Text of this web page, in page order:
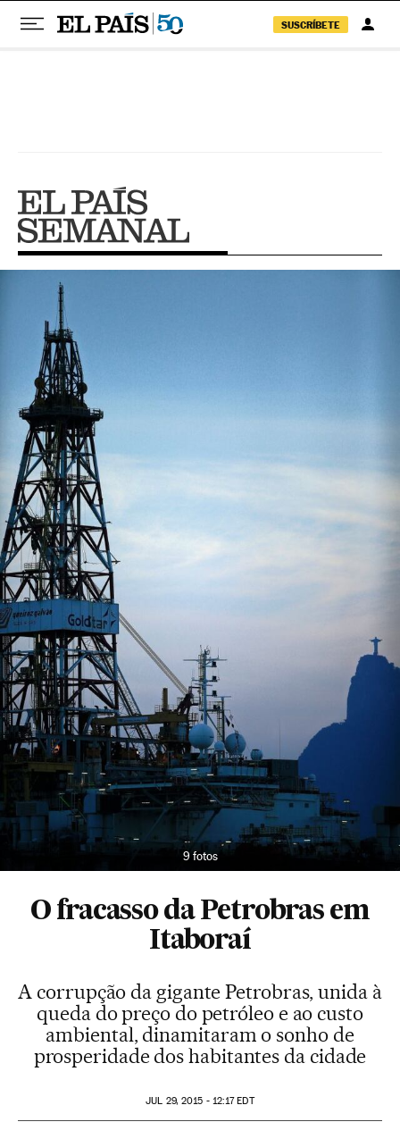
SUSCRÍBETE
9 fotos
O fracasso da Petrobras em
Itaboraí
A corrupção da gigante Petrobras, unida à
queda do preço do petróleo e ao custo
ambiental, dinamitaram o sonho de
prosperidade dos habitantes da cidade
JUL 29, 2015 - 12:17EDT